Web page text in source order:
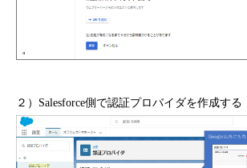
２）Salesforce側で認証プロバイダを作成する